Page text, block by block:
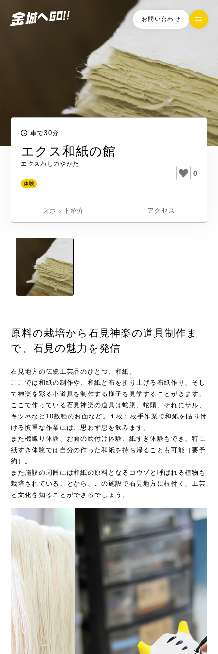
お問い合わせ
車で30分
エクス和紙の館
エクスわしのやかた
0
体験
スポット紹介 アクセス
原料の栽培から石見神楽の道具制作ま
で、石見の魅力を発信
石見地方の伝統工芸品のひとつ、和紙。
ここでは和紙の制作や、和紙と布を折り上げる布紙作り、そし
て神楽を彩る小道具を制作する様子を見学することがきます。
ここで作っている石見神楽の道具は蛇胴、蛇頭、それにサル、
キツネなど10数種のお面など。１枚１枚手作業で和紙を貼り付
ける慎重な作業には、思わず息を飲みます。
また機織り体験、お面の絵付け体験、紙すき体験もでき、特に
紙すき体験では自分の作った和紙を持ち帰ることも可能（要予
約）。
また施設の周囲には和紙の原料となるコウゾと呼ばれる植物も
栽培されていることから、この施設で石見地方に根付く、工芸
と文化を知ることができるでしょう。